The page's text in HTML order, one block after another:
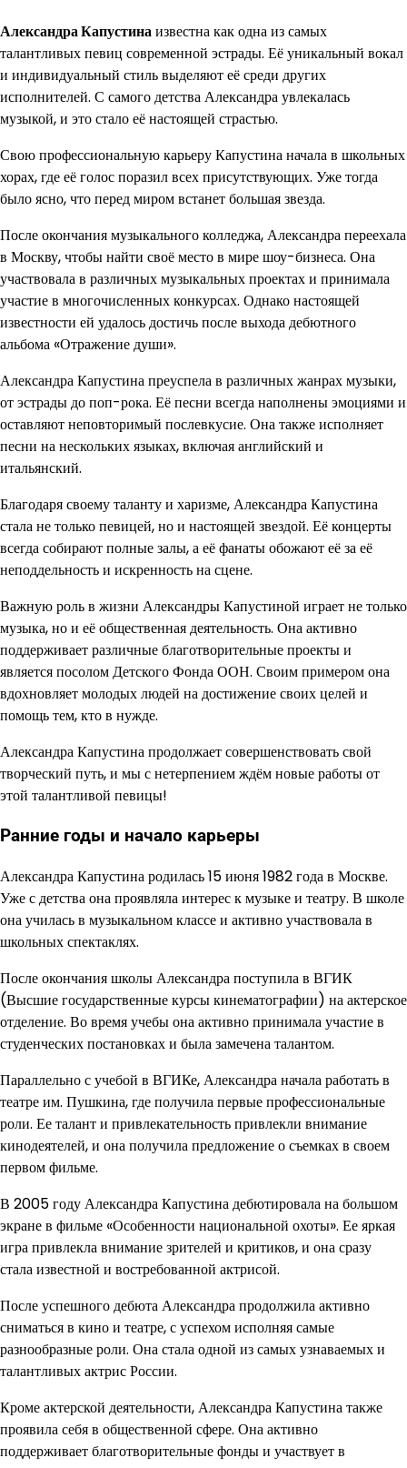
Александра Капустинаизвестна как одна из самых
талантливых певиц современной эстрады. Её уникальный вокал
и индивидуальный стиль выделяют её среди других
исполнителей. С самого детства Александра увлекалась
музыкой, и это стало её настоящей страстью.
Свою профессиональную карьеру Капустина начала в школьных
хорах, где её голос поразил всех присутствующих. Уже тогда
было ясно, что перед миром встанет большая звезда.
После окончания музыкального колледжа, Александра переехала
в Москву, чтобы найти своё место в мире шоу-бизнеса. Она
участвовала в различных музыкальных проектах и принимала
участие в многочисленных конкурсах. Однако настоящей
известности ей удалось достичь после выхода дебютного
альбома «Отражение души».
Александра Капустина преуспела в различных жанрах музыки,
от эстрады до поп-рока. Её песни всегда наполнены эмоциями и
оставляют неповторимый послевкусие. Она также исполняет
песни на нескольких языках, включая английский и
итальянский.
Благодаря своему таланту и харизме, Александра Капустина
стала не только певицей, но и настоящей звездой. Её концерты
всегда собирают полные залы, а её фанаты обожают её за её
неподдельность и искренность на сцене.
Важную роль в жизни Александры Капустиной играет не только
музыка, но и её общественная деятельность. Она активно
поддерживает различные благотворительные проекты и
является посолом Детского Фонда ООН. Своим примером она
вдохновляет молодых людей на достижение своих целей и
помощь тем, кто в нужде.
Александра Капустина продолжает совершенствовать свой
творческий путь, и мы с нетерпением ждём новые работы от
этой талантливой певицы!
Ранние годы и начало карьеры
Александра Капустина родилась 15 июня 1982 года в Москве.
Уже с детства она проявляла интерес к музыке и театру. В школе
она училась в музыкальном классе и активно участвовала в
школьных спектаклях.
После окончания школы Александра поступила в ВГИК
(Высшие государственные курсы кинематографии) на актерское
отделение. Во время учебы она активно принимала участие в
студенческих постановках и была замечена талантом.
Параллельно с учебой в ВГИКе, Александра начала работать в
театре им. Пушкина, где получила первые профессиональные
роли. Ее талант и привлекательность привлекли внимание
кинодеятелей, и она получила предложение о съемках в своем
первом фильме.
В 2005 году Александра Капустина дебютировала на большом
экране в фильме «Особенности национальной охоты». Ее яркая
игра привлекла внимание зрителей и критиков, и она сразу
стала известной и востребованной актрисой.
После успешного дебюта Александра продолжила активно
сниматься в кино и театре, с успехом исполняя самые
разнообразные роли. Она стала одной из самых узнаваемых и
талантливых актрис России.
Кроме актерской деятельности, Александра Капустина также
проявила себя в общественной сфере. Она активно
поддерживает благотворительные фонды и участвует в